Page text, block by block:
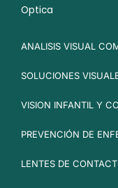
Optica
ANALISIS VISUAL
SOLUCIONES
VISION INFANTIL Y
PREVENCIÓN DE
LENTES DE